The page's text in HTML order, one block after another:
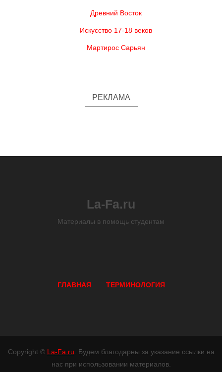
Древний Восток
Искусство 17-18 веков
Мартирос Сарьян
РЕКЛАМА
La-Fa.ru
Материалы в помощь студентам
ГЛАВНАЯ ТЕРМИНОЛОГИЯ
Copyright © La-Fa.ru . Будем благодарны за указание ссылки на
нас при использовании материалов.